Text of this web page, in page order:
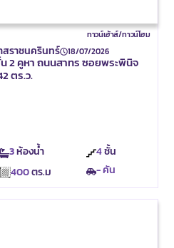
ทาวน์เฮ้าส์/ทาวน์โฮม
สราชนครินทร์ 18/07/2026
น 2 คูหา ถนนสาทร ซอยพระพินิจ
ตร.ว.
3ห้องน้ำ 4ชั้น
400ตร.ม - คัน